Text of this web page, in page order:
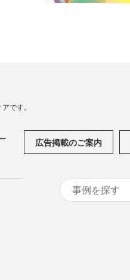
です。
広告掲載のご案内